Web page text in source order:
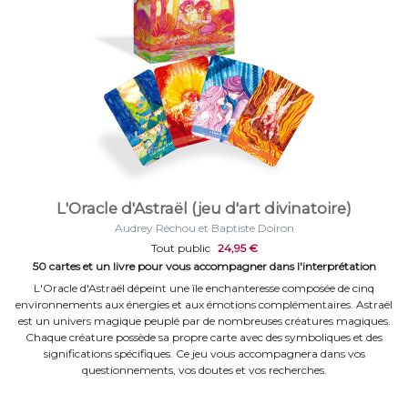
L'Oracle d'Astraël (jeu d'art divinatoire)
Audrey Réchou et Baptiste Doiron
Tout public 24,95 €
50 cartes et un livre pour vous accompagner dans l'interprétation
L'Oracle d'Astraël dépeint une île enchanteresse composée de cinq
environnements aux énergies et aux émotions complémentaires. Astraël
est un univers magique peuplé par de nombreuses créatures magiques.
Chaque créature possède sa propre carte avec des symboliques et des
significations spécifiques. Ce jeu vous accompagnera dans vos
questionnements, vos doutes et vos recherches.